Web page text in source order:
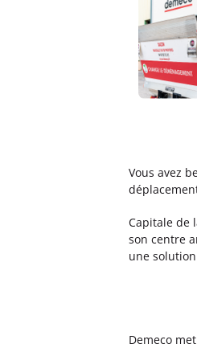
Vous avez
Capitale de
son centre
une
Demeco